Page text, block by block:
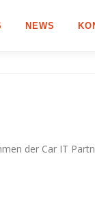
NEWS
der Car IT